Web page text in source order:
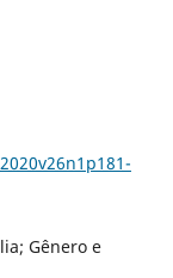
Gênero e